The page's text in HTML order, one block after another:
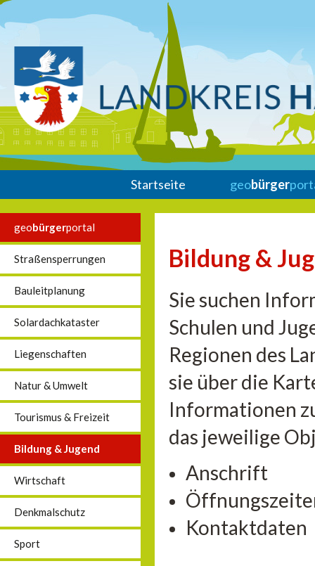
Startseite geobürger
geobürgerportal
Straßensperrungen
Bauleitplanung
Solardachkataster
Liegenschaften
Natur & Umwelt
Tourismus & Freizeit
Bildung & Jugend
Wirtschaft
Denkmalschutz
Sport
Bildung &
Sie suchen
Schulen und
Regionen des
sie über die
Informationen
das jeweilige
Anschrift
Kontaktdaten